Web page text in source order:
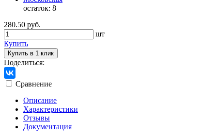
остаток: 8
280.50 руб.
шт
Купить
Купить в 1 клик
Поделиться:
Сравнение
Описание
Характеристики
Отзывы
Документация